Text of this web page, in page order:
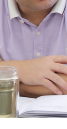
队伍调研座